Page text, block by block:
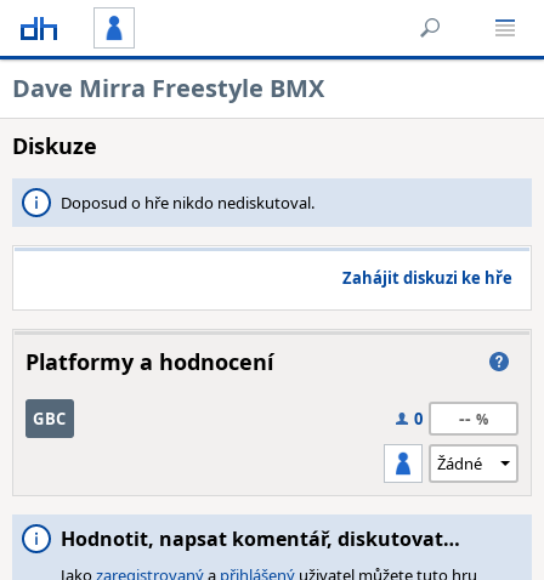
Dave Mirra Freestyle BMX
Diskuze
Doposud o hře nikdo nediskutoval.
Zahájit diskuzi ke hře
Platformy a hodnocení
GBC 0 --
Hodnotit, napsat komentář, diskutovat…
Jakozaregistrovanýa přihlášený uživatel můžete tuto hru